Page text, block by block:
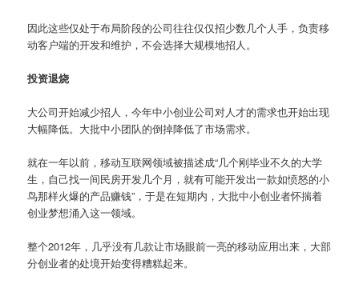
因此这些仅处于布局阶段的公司往往仅仅招少数几个人手，负责移
动客户端的开发和维护，不会选择大规模地招人。
投资退烧
大公司开始减少招人，今年中小创业公司对人才的需求也开始出现
大幅降低。大批中小团队的倒掉降低了市场需求。
就在一年以前，移动互联网领域被描述成“几个刚毕业不久的大学
生，自己找一间民房开发几个月，就有可能开发出一款如愤怒的小
鸟那样火爆的产品赚钱”，于是在短期内，大批中小创业者怀揣着
创业梦想涌入这一领域。
整个2012年，几乎没有几款让市场眼前一亮的移动应用出来，大部
分创业者的处境开始变得糟糕起来。